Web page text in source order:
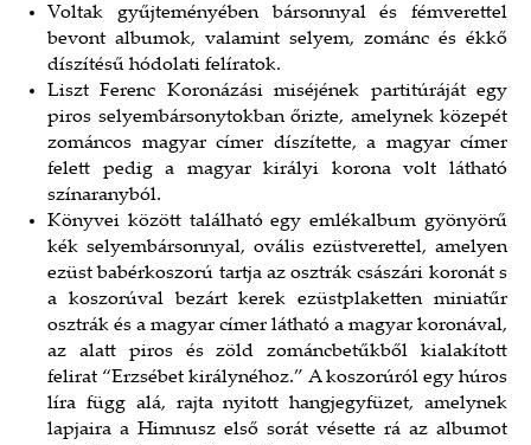
Voltak gyűjteményében bársonnyal és fémverettel
bevont albumok, valamint selyem, zománc és ékkő
díszítésű hódolati felíratok.
Liszt Ferenc Koronázási miséjének partitúráját egy
piros selyembársonytokban őrizte, amelynek közepét
zománcos magyar címer díszítette, a magyar címer
felett pedig a magyar királyi korona volt látható
színaranyból.
Könyvei között található egy emlékalbum gyönyörű
kék selyembársonnyal, ovális ezüstverettel, amelyen
ezüst babérkoszorú tartja az osztrák császári koronát s
a koszorúval bezárt kerek ezüstplaketten miniatűr
osztrák és a magyar címer látható a magyar koronával,
az alatt piros és zöld zománcbetűkből kialakított
felirat “Erzsébet királynéhoz.” A koszorúról egy húros
líra függ alá, rajta nyitott hangjegyfüzet, amelynek
lapjaira a Himnusz első sorát vésette rá az albumot